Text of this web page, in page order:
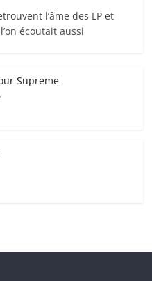
l’âme des LP et
écoutait aussi
Supreme